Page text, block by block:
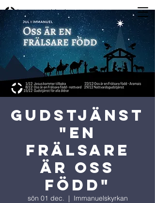
GUDSTJÄNST
"En
frälsare
är oss
född"
sön 01 dec.
  |
Immanuelskyrkan